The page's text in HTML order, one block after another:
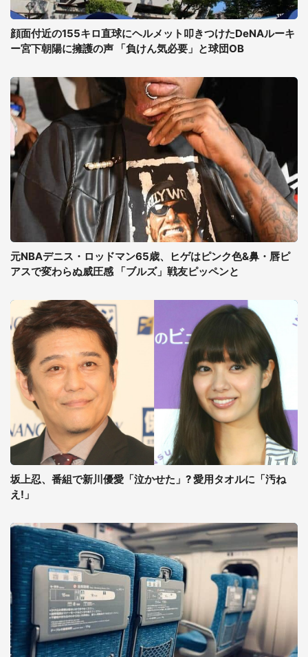
顔面付近の155キロ直球にヘルメット叩きつけたDeNAルーキ
ー宮下朝陽に擁護の声 「負けん気必要」と球団OB
元NBAデニス・ロッドマン65歳、ヒゲはピンク色&鼻・唇ピ
アスで変わらぬ威圧感 「ブルズ」戦友ピッペンと
坂上忍、番組で新川優愛「泣かせた」? 愛用タオルに「汚ね
え!」